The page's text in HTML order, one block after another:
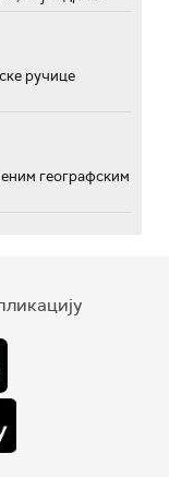
ручице
географским